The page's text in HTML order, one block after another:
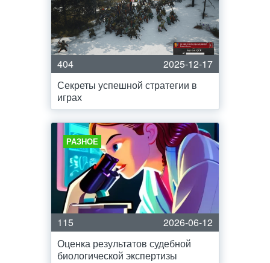
404
2025-12-17
Секреты успешной стратегии в
играх
РАЗНОЕ
115
2026-06-12
Оценка результатов судебной
биологической экспертизы